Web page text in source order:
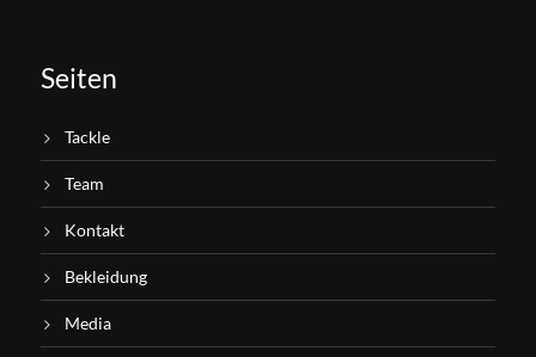
Seiten
Tackle
Team
Kontakt
Bekleidung
Media